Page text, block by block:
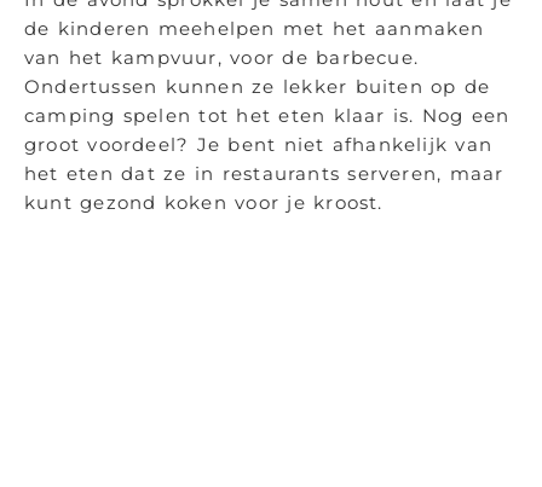
de kinderen meehelpen met het aanmaken
van het kampvuur, voor de barbecue.
Ondertussen kunnen ze lekker buiten op de
camping spelen tot het eten klaar is. Nog een
groot voordeel? Je bent niet afhankelijk van
het eten dat ze in restaurants serveren, maar
kunt gezond koken voor je kroost.